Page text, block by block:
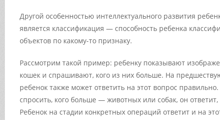
Другой особенностью интеллектуального развития
является классификация — способность ребенка
объектов по какому-то признаку.
Рассмотрим такой пример: ребенку показывают
кошек и спрашивают, кого из них больше. На
ребенок также может ответить на этот вопрос
спросить, кого больше — животных или собак, он
Ребенок на стадии конкретных операций ответит и на